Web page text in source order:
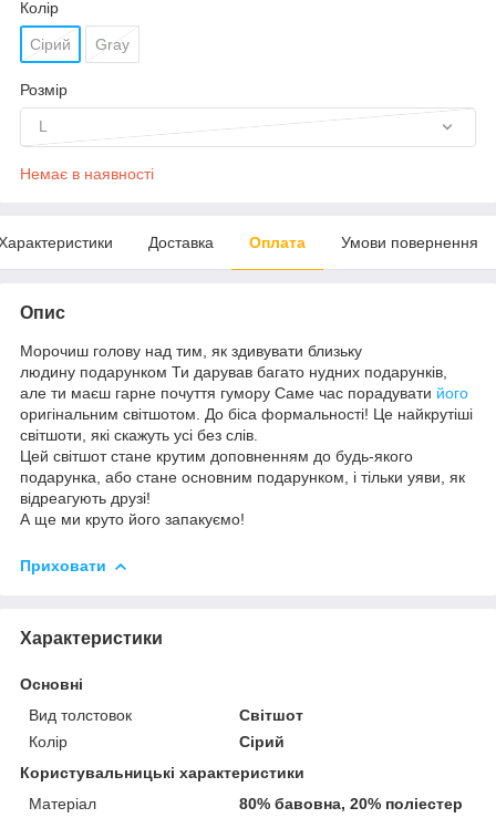
Колір
Сірий Gray
Розмір
L
Немає в наявності
Доставка Оплата Умови повернення
Опис
Морочиш голову над тим, як здивувати близьку
людину подарунком Ти дарував багато нудних подарунків,
але ти маєш гарне почуття гумору Саме час порадувати його
оригінальним світшотом. До біса формальності! Це найкрутіші
світшоти, які скажуть усі без слів.
Цей світшот стане крутим доповненням до будь-якого
подарунка, або стане основним подарунком, і тільки уяви, як
відреагують друзі!
А ще ми круто його запакуємо!
Приховати
Характеристики
Основні
Вид толстовок
Світшот
Колір
Сірий
Користувальницькі характеристики
Матеріал
80% бавовна, 20% поліестер